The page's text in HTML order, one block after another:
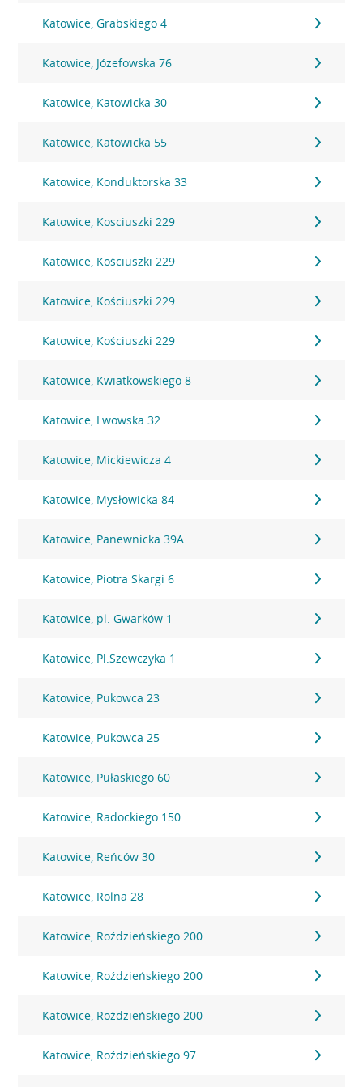
Katowice, Grabskiego 4
Katowice, Józefowska 76
Katowice, Katowicka 30
Katowice, Katowicka 55
Katowice, Konduktorska 33
Katowice, Kosciuszki 229
Katowice, Kościuszki 229
Katowice, Kościuszki 229
Katowice, Kościuszki 229
Katowice, Kwiatkowskiego 8
Katowice, Lwowska 32
Katowice, Mickiewicza 4
Katowice, Mysłowicka 84
Katowice, Panewnicka 39A
Katowice, Piotra Skargi 6
Katowice, pl. Gwarków 1
Katowice, Pl.Szewczyka 1
Katowice, Pukowca 23
Katowice, Pukowca 25
Katowice, Pułaskiego 60
Katowice, Radockiego 150
Katowice, Reńców 30
Katowice, Rolna 28
Katowice, Roździeńskiego 200
Katowice, Roździeńskiego 200
Katowice, Roździeńskiego 200
Katowice, Roździeńskiego 97